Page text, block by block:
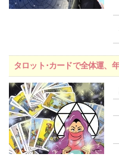
タロット･カードで全体運、